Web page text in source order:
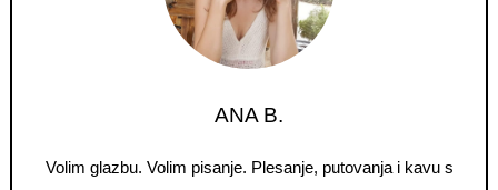
ANA B.
Volim glazbu. Volim pisanje. Plesanje, putovanja i kavu s